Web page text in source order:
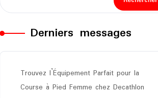
Derniers messages
Trouvez l’Équipement Parfait pour la
Course à Pied Femme chez Decathlon